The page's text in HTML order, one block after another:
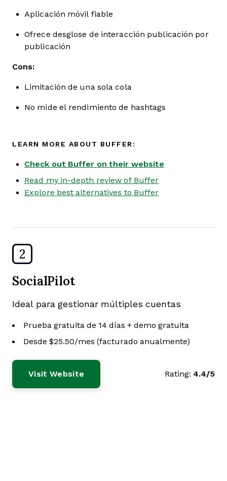
Aplicación móvil fiable
Ofrece desglose de interacción publicación por
publicación
Cons:
Limitación de una sola cola
No mide el rendimiento de hashtags
LEARN MORE ABOUT BUFFER:
Check out Buffer on their website
Read my in-depth review of Buffer
Explore best alternatives to Buffer
2
SocialPilot
Ideal para gestionar múltiples cuentas
Prueba gratuita de 14 días + demo gratuita
Desde $25.50/mes (facturado anualmente)
Visit Website Rating: 4.4/5